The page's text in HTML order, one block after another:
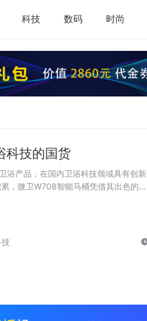
科技 数码 时尚
科技的国货
浴产品，在国内卫浴科技领域具有创新
，微卫W708智能马桶凭借其出色的品
技